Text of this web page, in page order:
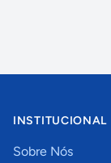
INSTITUCIONAL
Sobre Nós